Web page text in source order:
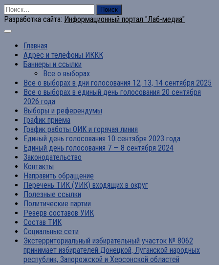
Найти:
Разработка сайта: Информационный портал "Лаб-медиа"
Главная
Адрес и телефоны ИККК
Баннеры и ссылки
Все о выборах
Все о выборах в дни голосования 12, 13, 14 сентября 2025
Все о выборах в единый день голосования 20 сентября
2026 года
Выборы и референдумы
График приема
График работы ОИК и горячая линия
Единый день голосования 10 сентября 2023 года
Единый день голосования 7 — 8 сентября 2024
Законодательство
Контакты
Направить обращение
Перечень ТИК (УИК) входящих в округ
Полезные ссылки
Политические партии
Резерв составов УИК
Состав ТИК
Социальные сети
Экстерриториальный избирательный участок № 8062
принимает избирателей Донецкой, Луганской народных
республик, Запорожской и Херсонской областей